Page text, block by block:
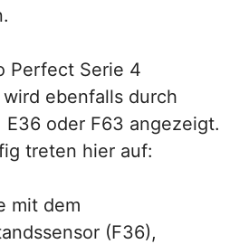
Perfect Serie 4
ebenfalls durch
E36 oder F63 angezeigt.
treten hier auf:
mit dem
(F36),